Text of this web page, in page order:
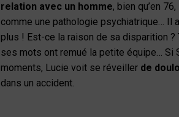
relation avec un homme, bien qu’en
comme une pathologie psychiatrique… Il
plus ! Est-ce la raison de sa disparition
ses mots ont remué la petite équipe… Si
moments, Lucie voit se réveiller de
dans un accident.